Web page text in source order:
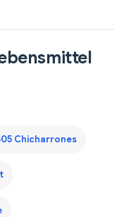
Chicharrones